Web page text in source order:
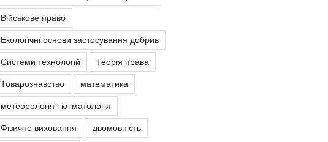
Військове право
Екологічні основи застосування добрив
Системи технологій
Теорія права
Товарознавство
математика
метеорологія і кліматологія
Фізичне виховання
двомовність